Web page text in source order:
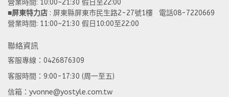
營業時間: 10:00~21:30 假日至22:00
■屏東特力店 : 屏東縣屏東市民生路2-27號1樓   電話08-7220669
營業時間: 11:00~21:30 假日10:00至22:00
聯絡資訊
客服專線：0426876309
客服時間：9:00-17:30 (周一至五)
信箱：yvonne@yostyle.com.tw